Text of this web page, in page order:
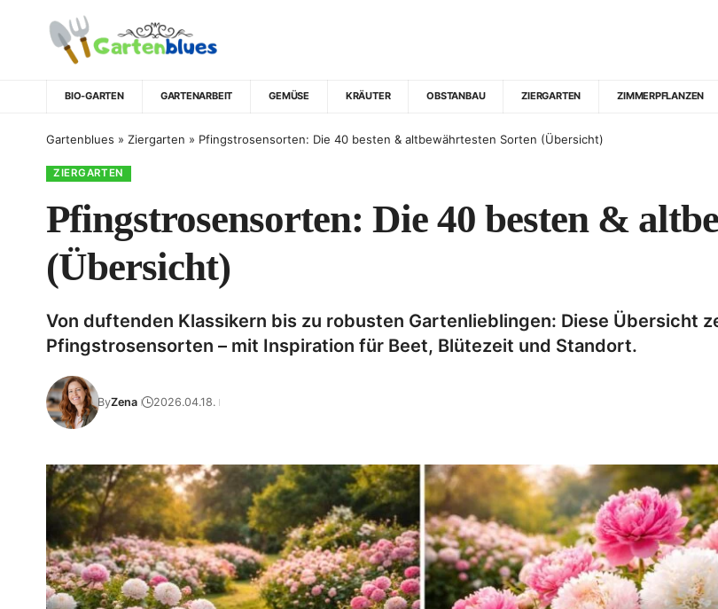
BIO-GARTEN GARTENARBEIT GEMÜSE KRÄUTER OBSTANBAU ZIERGARTEN ZIMMERPFLANZEN
Gartenblues » Ziergarten » Pfingstrosensorten: Die 40 besten & altbewährtesten Sorten (Übersicht)
ZIERGARTEN
Pfingstrosensorten: Die 40 besten &
(Übersicht)
Von duftenden Klassikern bis zu robusten Gartenlieblingen: Diese Übersicht
Pfingstrosensorten – mit Inspiration für Beet, Blütezeit und Standort.
ByZena 2026.04.18.